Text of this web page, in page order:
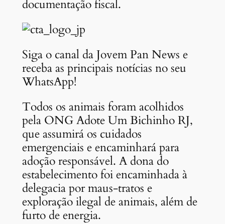
documentação fiscal.
Siga o canal da Jovem Pan News e
receba as principais notícias no seu
WhatsApp!
Todos os animais foram acolhidos
pela ONG Adote Um Bichinho RJ,
que assumirá os cuidados
emergenciais e encaminhará para
adoção responsável. A dona do
estabelecimento foi encaminhada à
delegacia por maus-tratos e
exploração ilegal de animais, além de
furto de energia.